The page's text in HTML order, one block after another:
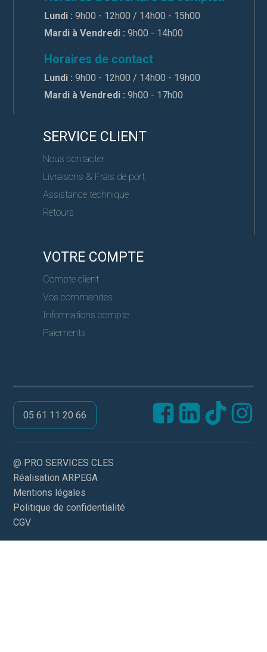
Lundi : 9h00 - 12h00 / 14h00 - 15h00
Mardi à Vendredi : 9h00 - 14h00
Horaires de contact
Lundi : 9h00 - 12h00 / 14h00 - 19h00
Mardi à Vendredi : 9h00 - 17h00
SERVICE CLIENT
Nous contacter
Livraisons & Frais de port
Assistance technique
Retours
VOTRE COMPTE
Compte client
Vos commandes
Informations compte
Paiements
05 61 11 20 66
@ PRO SERVICES CLES
Réalisation ARPEGA
Mentions légales
Politique de confidentialité
CGV